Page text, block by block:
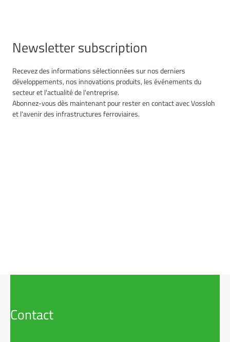
Newsletter subscription
Recevez des informations sélectionnées sur nos derniers
développements, nos innovations produits, les événements du
secteur et l'actualité de l'entreprise.
Abonnez-vous dès maintenant pour rester en contact avec Vossloh
et l'avenir des infrastructures ferroviaires.
Contact